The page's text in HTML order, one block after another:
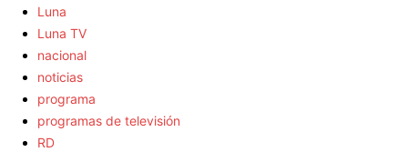
Luna
Luna TV
nacional
noticias
programa
programas de televisión
RD